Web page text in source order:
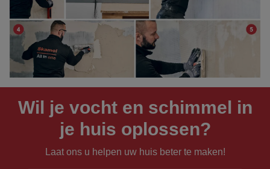
Wil je vocht en schimmel in
je huis oplossen?
Laat ons u helpen uw huis beter te maken!